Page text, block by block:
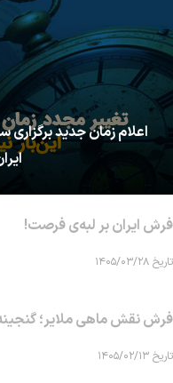
اعلام زمان جدید
فرش ایران بر لبه‌ی فرصت!
تاریخ ۱۴۰۵/۰۳/۲۸
فرش نقش ماهی‌ ملایر؛
تاریخ ۱۴۰۵/۰۲/۱۳